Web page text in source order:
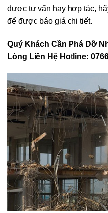
được tư vấn hay hợp tác,
để được báo giá chi tiết.
Quý Khách Cần Phá Dỡ
Lòng Liên Hệ Hotline: